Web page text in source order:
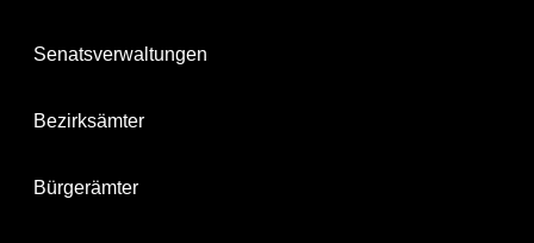
Senatsverwaltungen
Bezirksämter
Bürgerämter